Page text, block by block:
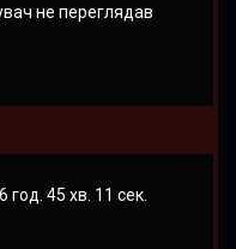
не переглядав
год. 45 хв. 11 сек.